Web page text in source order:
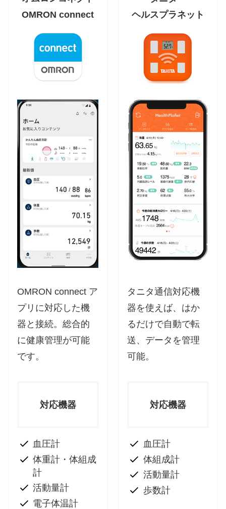
OMRON connect
ヘルスプラネット
OMRON connect ア
プリに対応した機
器と接続。総合的
に健康管理が可能
です。
タニタ通信対応機
器を使えば、はか
るだけで自動で転
送、データを管理
可能。
対応機器
血圧計
体重計・体組成
計
活動量計
電子体温計
対応機器
血圧計
体組成計
活動量計
歩数計